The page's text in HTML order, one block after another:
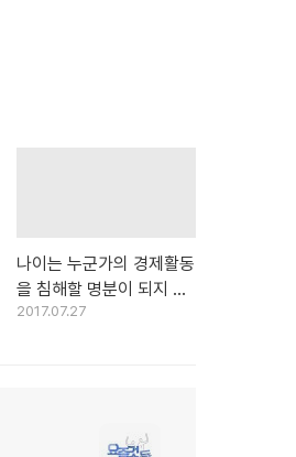
나이는 누군가의 경제활동
을 침해할 명분이 되지 않
는다.
2017.07.27